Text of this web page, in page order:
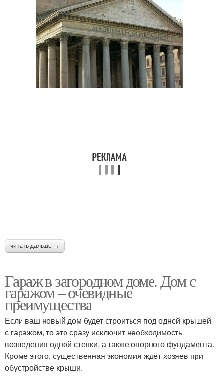
читать дальше →
Гараж в загородном доме. Дом с
гаражом – очевидные
преимущества
Если ваш новый дом будет строиться под одной крышей
с гаражом, то это сразу исключит необходимость
возведения одной стенки, а также опорного фундамента.
Кроме этого, существенная экономия ждёт хозяев при
обустройстве крыши.